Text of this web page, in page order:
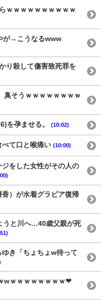
ｗｗｗｗｗｗｗｗｗｗ
が→こうなるwww
り殺して傷害致死罪を
臭そうｗｗｗｗｗｗｗｗ
を孕ませる。 (10:02)
べて口と喉痛い (10:00)
をした女性がその人の
香）が水着グラビア復帰
うと川へ…40歳父親が死
き「ちょちょw待って
wｗｗｗｗｗｗｗｗ❤